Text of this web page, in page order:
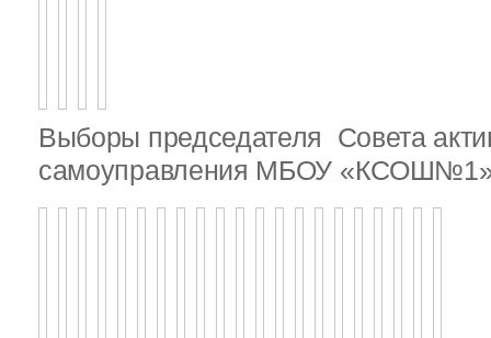
Выборы председателя Совета
самоуправления МБОУ